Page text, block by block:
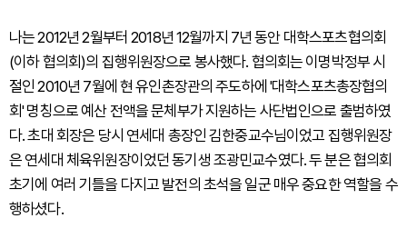
나는 2012년 2월부터 2018년 12월까지 7년 동안 대학스포츠협의회
(이하 협의회)의 집행위원장으로 봉사했다. 협의회는 이명박정부 시
절인 2010년 7월에 현 유인촌장관의 주도하에 '대학스포츠총장협의
회' 명칭으로 예산 전액을 문체부가 지원하는 사단법인으로 출범하였
다. 초대 회장은 당시 연세대 총장인 김한중교수님이었고 집행위원장
은 연세대 체육위원장이었던 동기생 조광민교수였다. 두 분은 협의회
초기에 여러 기틀을 다지고 발전의 초석을 일군 매우 중요한 역할을 수
행하셨다.